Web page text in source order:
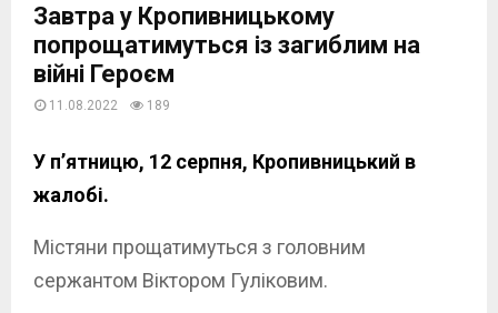
Завтра у Кропивницькому
попрощатимуться із загиблим на
війні Героєм
11.08.2022 189
У п’ятницю, 12 серпня, Кропивницький в
жалобі.
Містяни прощатимуться з головним
сержантом Віктором Гуліковим.